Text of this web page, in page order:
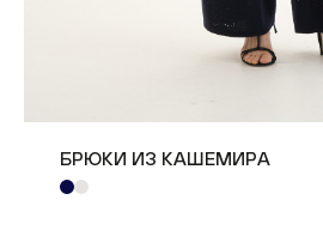
БРЮКИ ИЗ КАШЕМИРА